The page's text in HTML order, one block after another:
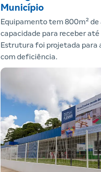
Município
Equipamento tem 800m²
capacidade para receber até
Estrutura foi projetada para
com deficiência.